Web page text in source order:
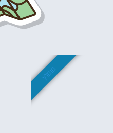
מומלץ